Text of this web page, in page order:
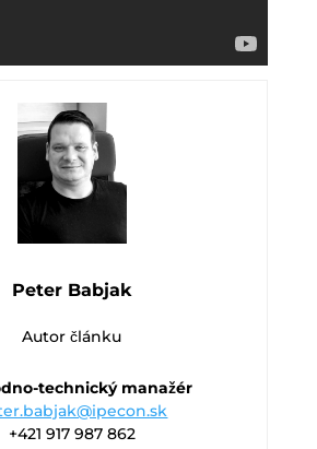
Peter Babjak
Autor článku
technický manažér
+421 917 987 862